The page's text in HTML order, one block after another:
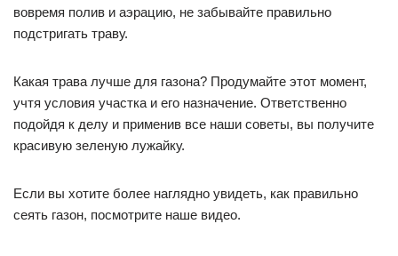
вовремя полив и аэрацию, не забывайте правильно
подстригать траву.
Какая трава лучше для газона? Продумайте этот момент,
учтя условия участка и его назначение. Ответственно
подойдя к делу и применив все наши советы, вы получите
красивую зеленую лужайку.
Если вы хотите более наглядно увидеть, как правильно
сеять газон, посмотрите наше видео.